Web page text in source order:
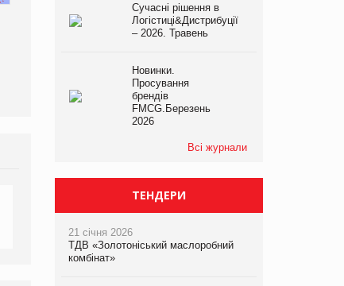
EVA.UA запустила
не очікують побачити на
платформі
Сучасні рішення в
Логістиці&Дистрибуції
– 2026. Травень
Новинки.
Просування
брендів
FMCG.Березень
2026
Всі журнали
ТЕНДЕРИ
21 січня 2026
ТДВ «Золотоніський маслоробний
комбінат»